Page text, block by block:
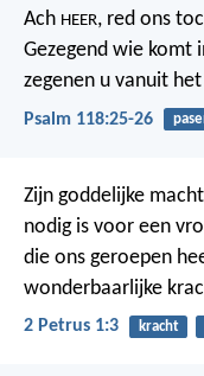
Ach HEER, red ons
Gezegend wie komt
zegenen u vanuit
Psalm 118:25-26
Zijn goddelijke
nodig is voor een
die ons geroepen
wonderbaarlijke
2 Petrus 1:3 kracht